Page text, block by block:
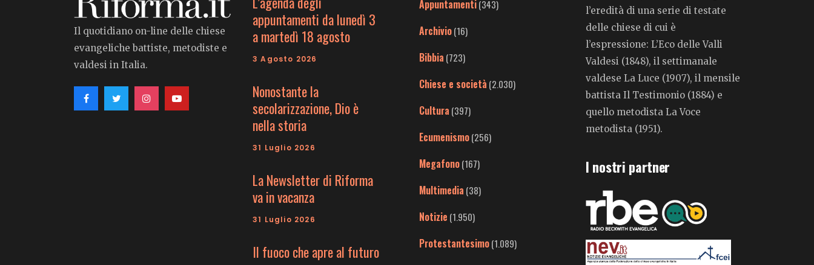
Il quotidiano on-line delle chiese
evangeliche battiste, metodiste e
valdesi in Italia.
appuntamenti da lunedì 3
a martedì 18 agosto
3 Agosto 2026
Nonostante la
secolarizzazione, Dio è
nella storia
31 Luglio 2026
La Newsletter di Riforma
va in vacanza
31 Luglio 2026
Il fuoco che apre al futuro
Appuntamenti(343)
Archivio(16)
Bibbia (723)
Chiese e società (2.030)
Cultura (397)
Ecumenismo(256)
Megafono(167)
Multimedia (38)
Notizie (1.950)
Protestantesimo(1.089)
l’eredità di una serie di testate
delle chiese di cui è
l’espressione: L’Eco delle Valli
Valdesi (1848), il settimanale
valdese La Luce (1907), il mensile
battista Il Testimonio (1884) e
quello metodista La Voce
metodista (1951).
I nostri partner